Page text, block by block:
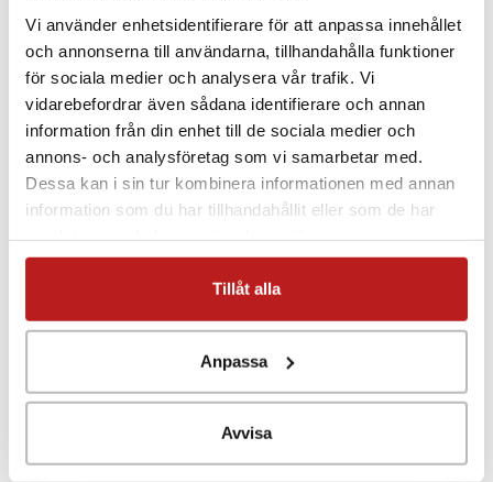
Vi använder enhetsidentifierare för att anpassa innehållet
och annonserna till användarna, tillhandahålla funktioner
för sociala medier och analysera vår trafik. Vi
vidarebefordrar även sådana identifierare och annan
information från din enhet till de sociala medier och
annons- och analysföretag som vi samarbetar med.
Dessa kan i sin tur kombinera informationen med annan
information som du har tillhandahållit eller som de har
Tillåt alla
Anpassa
Avvisa
hitta nya vägar att kommunicera. Det finns även ett
internt minne.
Det är enkelt att lägga till eller flytta loggers.
Möjligheter till larm via e-post finns.
EGENSKAPER:
- Loggern har eget minne
- 100 meters räckvidd vid fri sikt